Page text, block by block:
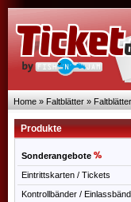
Home » Faltblätter »
Produkte
Sonderangebote
Eintrittskarten / Tickets
Kontrollbänder /